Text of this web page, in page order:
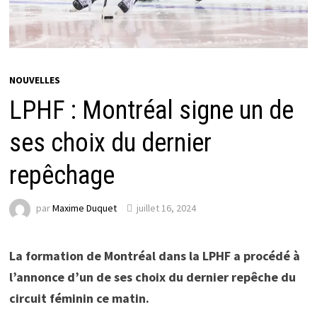
NOUVELLES
LPHF : Montréal signe un de
ses choix du dernier
repêchage
parMaxime Duquet juillet 16, 2024
La formation de Montréal dans la LPHF a procédé à
l’annonce d’un de ses choix du dernier repêche du
circuit féminin ce matin.